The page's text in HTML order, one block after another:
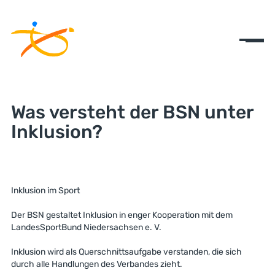
Was versteht der BSN unter
Inklusion?
Inklusion im Sport
Der BSN gestaltet Inklusion in enger Kooperation mit dem
LandesSportBund Niedersachsen e. V.
Inklusion wird als Querschnittsaufgabe verstanden, die sich
durch alle Handlungen des Verbandes zieht.